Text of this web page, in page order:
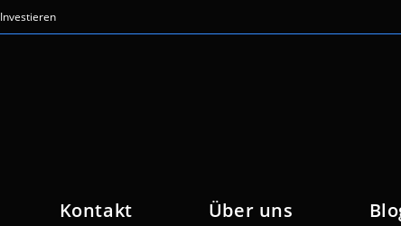
Investieren
Kontakt Über uns